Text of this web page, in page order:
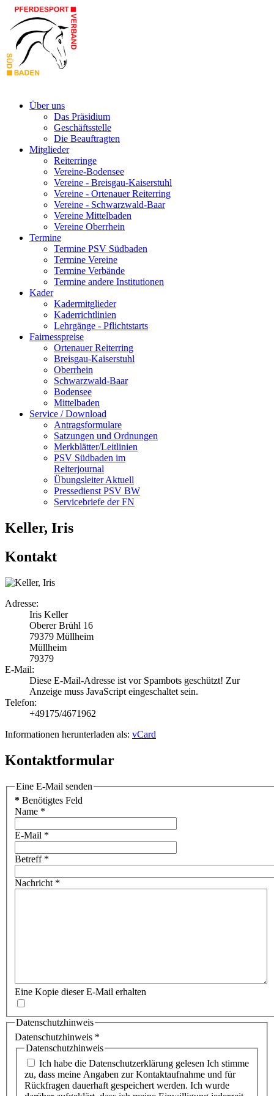
Über uns
Das Präsidium
Geschäftsstelle
Die Beauftragten
Mitglieder
Reiterringe
Vereine-Bodensee
Vereine - Breisgau-Kaiserstuhl
Vereine - Ortenauer Reiterring
Vereine - Schwarzwald-Baar
Vereine Mittelbaden
Vereine Oberrhein
Termine
Termine PSV Südbaden
Termine Vereine
Termine Verbände
Termine andere Institutionen
Kader
Kadermitglieder
Kaderrichtlinien
Lehrgänge - Pflichtstarts
Fairnesspreise
Ortenauer Reiterring
Breisgau-Kaiserstuhl
Oberrhein
Schwarzwald-Baar
Bodensee
Mittelbaden
Service / Download
Antragsformulare
Satzungen und Ordnungen
Merkblätter/Leitlinien
PSV Südbaden im
Reiterjournal
Übungsleiter Aktuell
Pressedienst PSV BW
Servicebriefe der FN
Keller, Iris
Kontakt
Adresse:
Iris Keller
Oberer Brühl 16
79379 Müllheim
Müllheim
79379
E-Mail:
Diese E-Mail-Adresse ist vor Spambots geschützt! Zur
Anzeige muss JavaScript eingeschaltet sein.
Telefon:
+49175/4671962
Informationen herunterladen als: vCard
Kontaktformular
Eine E-Mail senden
* Benötigtes Feld
Name *
E-Mail *
Betreff*
Nachricht *
Eine Kopie dieser E-Mail erhalten
Datenschutzhinweis
Datenschutzhinweis *
Datenschutzhinweis
Ich habe die Datenschutzerklärung gelesen Ich stimme
zu, dass meine Angaben zur Kontaktaufnahme und für
Rückfragen dauerhaft gespeichert werden. Ich wurde